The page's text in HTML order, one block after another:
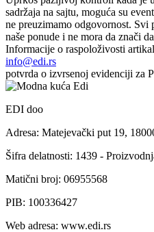
sadržaja na sajtu, moguća su
ne preuzimamo odgovornost. Svi
naše ponude i ne mora da znači
Informacije o raspoloživosti
info@edi.rs
potvrda o izvrsenoj evidenciji za
EDI doo
Adresa: Matejevački put 19,
Šifra delatnosti: 1439 -
Matični broj: 06955568
PIB: 100336427
Web adresa: www.edi.rs